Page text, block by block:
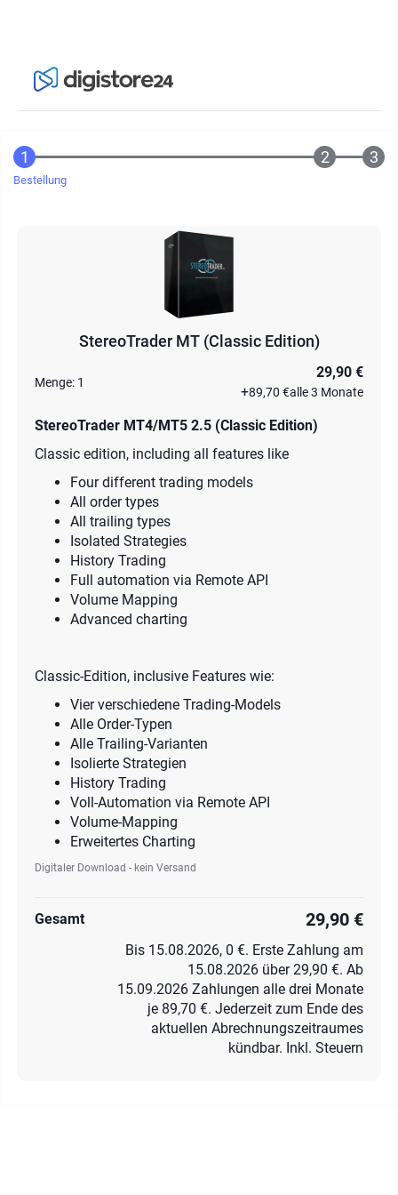
Bestellung
StereoTrader MT (Classic Edition)
Menge: 1
29,90 €
+89,70 €alle 3 Monate
StereoTrader MT4/MT5 2.5 (Classic Edition)
Classic edition, including all features like
Four different trading models
All order types
All trailing types
Isolated Strategies
History Trading
Full automation via Remote API
Volume Mapping
Advanced charting
Classic-Edition, inclusive Features wie:
Vier verschiedene Trading-Models
Alle Order-Typen
Alle Trailing-Varianten
Isolierte Strategien
History Trading
Voll-Automation via Remote API
Volume-Mapping
Erweitertes Charting
Digitaler Download - kein Versand
Gesamt 29,90 €
Bis 15.08.2026, 0 €. Erste Zahlung am
15.08.2026 über 29,90 €. Ab
15.09.2026 Zahlungen alle drei Monate
je 89,70 €. Jederzeit zum Ende des
aktuellen Abrechnungszeitraumes
kündbar. Inkl. Steuern